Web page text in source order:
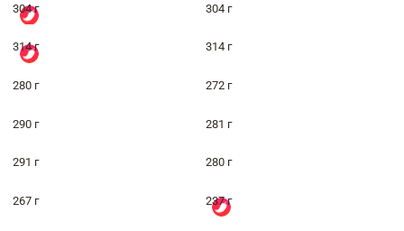
304 г 304 г
314 г 314 г
280 г 272 г
290 г 281 г
291 г 280 г
267 г 237 г